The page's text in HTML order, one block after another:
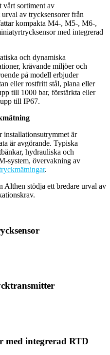
vårt sortiment av
av trycksensorer från
kompakta M4-, M5-, M6-,
med integrerad
och dynamiska
krävande miljöer och
på modell erbjuder
eller rostfritt stål, plana eller
till 1000 bar, förstärkta eller
till IP67.
installationsutrymmet är
är avgörande. Typiska
hydrauliska och
system, övervakning av
.
Althen stödja ett bredare urval av
med integrerad RTD